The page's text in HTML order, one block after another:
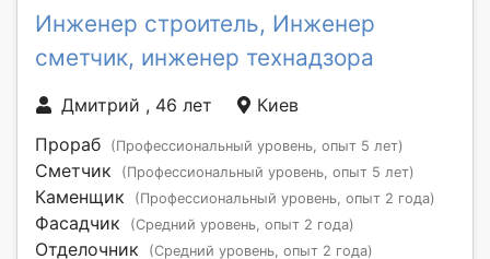
Инженер строитель, Инженер
сметчик, инженер технадзора
Дмитрий , 46 лет
Киев
Прораб
(Профессиональный уровень, опыт 5 лет)
Сметчик (Профессиональный уровень, опыт 5 лет)
Каменщик (Профессиональный уровень, опыт 2 года)
Фасадчик (Средний уровень, опыт 2 года)
Отделочник (Средний уровень, опыт 2 года)